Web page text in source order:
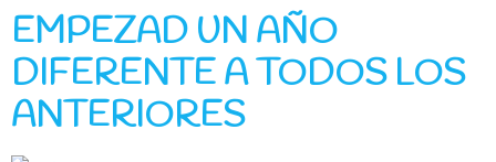
EMPEZAD UN AÑO
DIFERENTE A TODOS LOS
ANTERIORES